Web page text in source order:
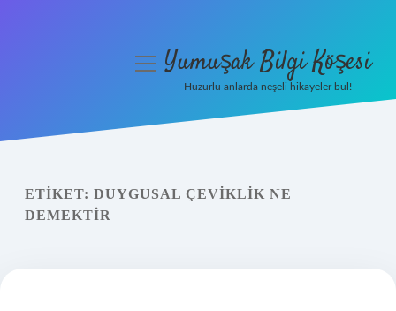
Yasal Uyarı
menüyüYumuşak Bilgi Köşesi
Huzurlu anlarda neşeli hikayeler bul!
ETIKET: DUYGUSAL ÇEVIKLIK NE
DEMEKTIR